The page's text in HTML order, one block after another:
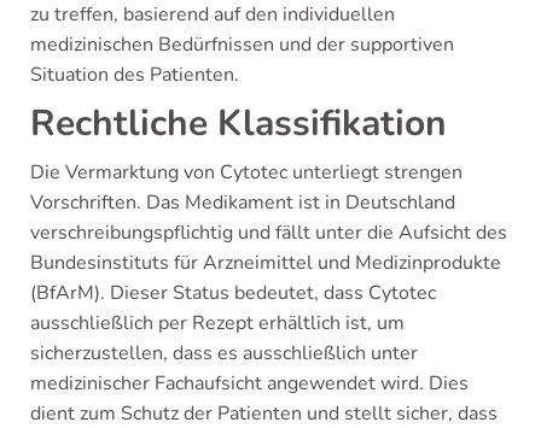
zu treffen, basierend auf den individuellen
medizinischen Bedürfnissen und der supportiven
Situation des Patienten.
Rechtliche Klassifikation
Die Vermarktung von Cytotec unterliegt strengen
Vorschriften. Das Medikament ist in Deutschland
verschreibungspflichtig und fällt unter die Aufsicht des
Bundesinstituts für Arzneimittel und Medizinprodukte
(BfArM). Dieser Status bedeutet, dass Cytotec
ausschließlich per Rezept erhältlich ist, um
sicherzustellen, dass es ausschließlich unter
medizinischer Fachaufsicht angewendet wird. Dies
dient zum Schutz der Patienten und stellt sicher, dass